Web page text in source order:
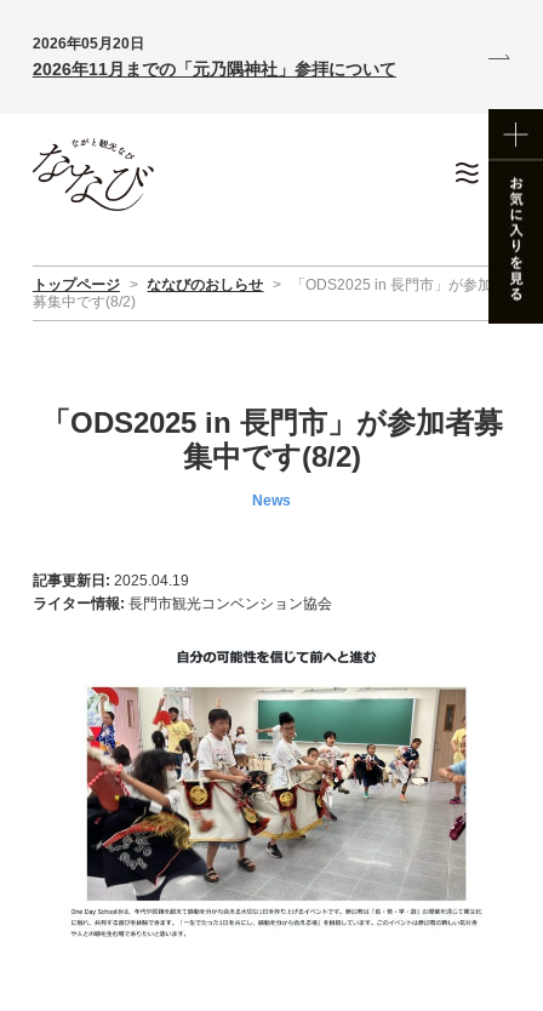
2026年05月20日
2026年11月までの「元乃隅神社」参拝について
トップページ > ななびのおしらせ >
「ODS2025 in 長門市」が参加者
募集中です(8/2)
「ODS2025 in 長門市」が参加者募
集中です(8/2)
News
記事更新日: 2025.04.19
ライター情報: 長門市観光コンベンション協会